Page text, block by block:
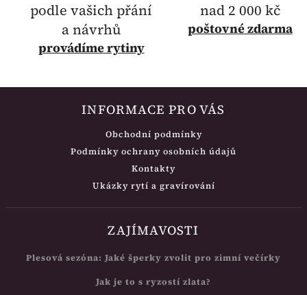
podle vašich přání
a návrhů
provádíme rytiny
nad 2 000 kč
poštovnézdarma
INFORMACE PRO VÁS
Obchodní podmínky
Podmínky ochrany osobních údajů
Kontakty
Ukázky rytí a gravírování
ZAJÍMAVOSTI
Plesová sezóna: Jaké šperky zvolit pro zimní večírky
Jak je to s ryzostí zlata?